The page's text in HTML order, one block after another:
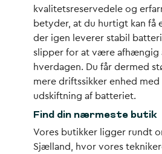
kvalitetsreservedele og
betyder, at du hurtigt kan få
der igen leverer stabil
slipper for at være afhængig
hverdagen. Du får dermed
mere driftssikker enhed
udskiftning af batteriet.
Find din nærmeste butik
Vores butikker ligger rundt
Sjælland, hvor vores